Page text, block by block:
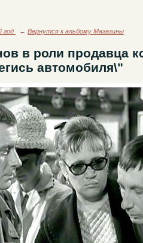
год ← Вернутся к альбому Магазины
в роли продавца
автомобиля\"